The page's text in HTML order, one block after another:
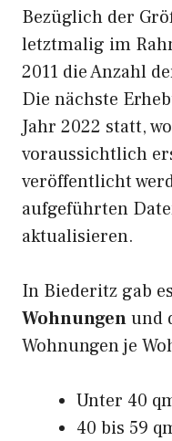
Bezüglich der
letztmalig im
2011 die Anzahl
Die nächste
Jahr 2022 statt,
voraussichtlich
veröffentlicht
aufgeführten
aktualisieren.
In Biederitz gab
Wohnungenund
Wohnungen je
Unter 40
40 bis 59